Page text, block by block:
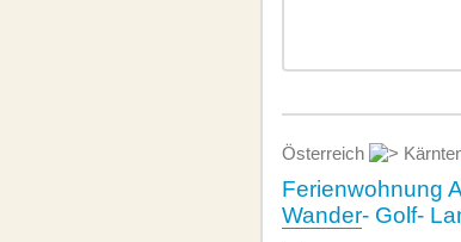
Österreich
Ferienwohnung
Wander- Golf-